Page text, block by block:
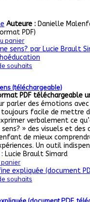
Auteure : Danielle
PDF)
panier
souhaits
(téléchargeable)
PDF téléchargeable
parler des émotions
toujours facile de mettre
verbalement ce
» des visuels et des
de mieux
Un outil
Lucie Brault Simard
panier
souhaits